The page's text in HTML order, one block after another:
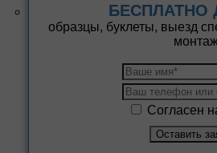
БЕСПЛАТНО
образцы, буклеты, выезд
Согласен